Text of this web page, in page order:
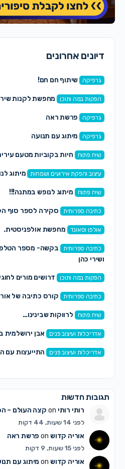
דיונים אחרונים
גרפיקה שיתוף חם חם!
הפקות במה ותוכן מחפשת לקנות שיר
גרפיקה פרשת ראה
גרפיקה מיתוג עם תנועה
שיח פתוח חיות בקוביות מטעם
עיצוב והפקת אירועים ושמחות מיתוג
שיח פתוח מיתוג לנופש במתנה!!!
כתיבה ספרותית סקירה לספר סוף
אולפן וסאונד מחפשת אולפניסטית.
כתיבה ספרותית
בקשה- מספר
ושירי כהן
הפקות במה ותוכן דרושים מורים
כתיבה ספרותית קורס כתיבה של
שיח פתוח לרווקות שבינינו…
אדריכלות ועיצוב פנים אבן
אדריכלות ועיצוב פנים התייעצות עם
תגובות חדשות
רותי רותיon קצה העולם –
לפני 14 שעות, 44 דקות
אוריה קדושon פרשת ראה
לפני 15 שעות, 9 דקות
אוריה קדושon מיתוג עם